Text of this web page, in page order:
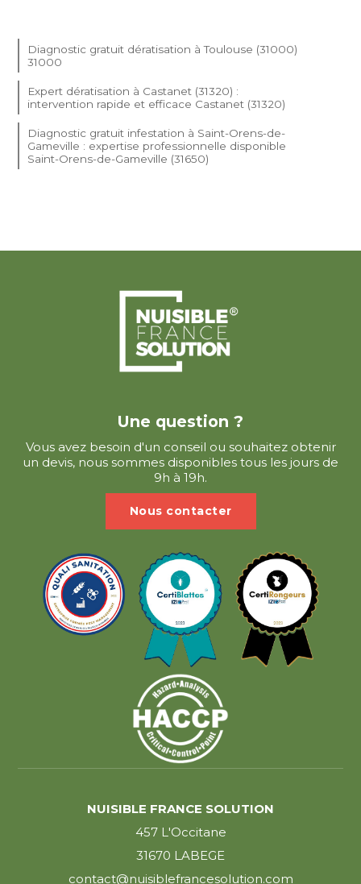
Diagnostic gratuit dératisation à Toulouse (31000)
31000
Expert dératisation à Castanet (31320) :
intervention rapide et efficace Castanet (31320)
Diagnostic gratuit infestation à Saint-Orens-de-
Gameville : expertise professionnelle disponible
Saint-Orens-de-Gameville (31650)
Une question ?
Vous avez besoin d'un conseil ou souhaitez obtenir
un devis, nous sommes disponibles tous les jours de
9h à 19h.
Nous contacter
NUISIBLE FRANCE SOLUTION
457 L'Occitane
31670 LABEGE
contact@nuisiblefrancesolution.com